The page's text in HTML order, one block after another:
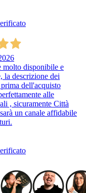
molto disponibile e
la descrizione dei
dell'acquisto
alle
, sicuramente Città
un canale affidabile